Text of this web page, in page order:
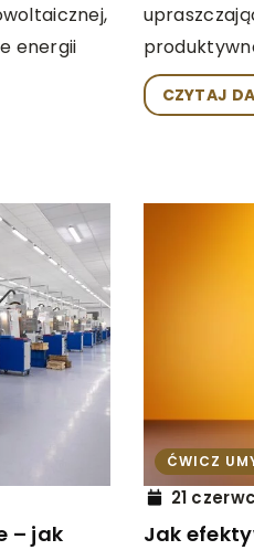
energii
CZYTAJ
– jak
ĆWICZ
21
Jak
nad sztuką